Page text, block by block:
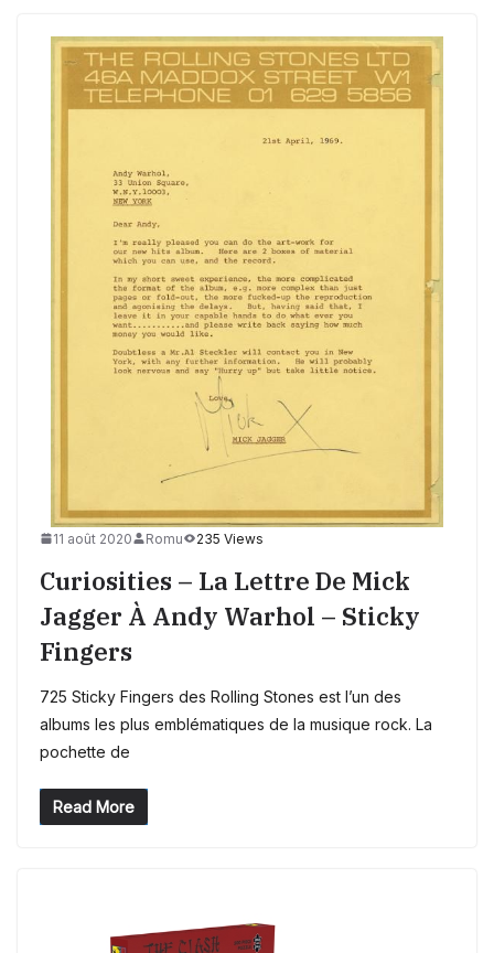
11 août 2020 Romu 235 Views
Curiosities – La Lettre De Mick
Jagger À Andy Warhol – Sticky
Fingers
725 Sticky Fingers des Rolling Stones est l’un des
albums les plus emblématiques de la musique rock. La
pochette de
Read More